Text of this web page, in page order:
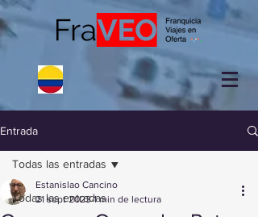
Entrada
Todas las entradas
Todas las entradas
Estanislao Cancino
21 sept 2023 1 min de lectura